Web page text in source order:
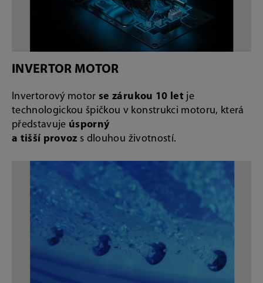
INVERTOR MOTOR
Invertorový motor se zárukou 10 let je
technologickou špičkou v konstrukci motoru, která
představuje úsporný
a tišší provoz s dlouhou životností.